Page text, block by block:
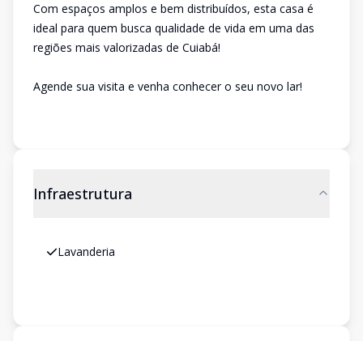
Com espaços amplos e bem distribuídos, esta casa é
ideal para quem busca qualidade de vida em uma das
regiões mais valorizadas de Cuiabá!
Agende sua visita e venha conhecer o seu novo lar!
Infraestrutura
Lavanderia